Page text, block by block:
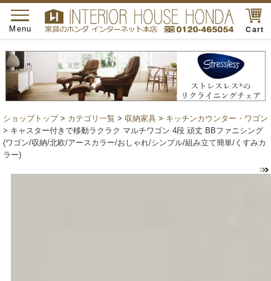
Cart
toggle
navigation
Menu
ショップトップ> カテゴリ一覧 > 収納家具 > キッチンカウンター・ワゴン
> キャスター付きで移動ラクラク マルチワゴン 4段 頑丈 BBファニシング
(ワゴン/収納/北欧/アースカラー/おしゃれ/シンプル/組み立て簡単/くすみカ
ラー)